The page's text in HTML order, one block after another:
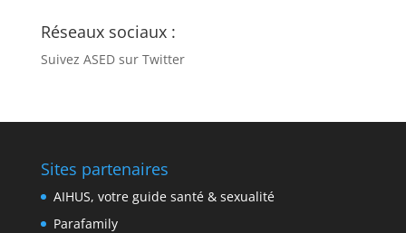
Réseaux sociaux :
Suivez ASED sur Twitter
Sites partenaires
AIHUS, votre guide santé & sexualité
Parafamily